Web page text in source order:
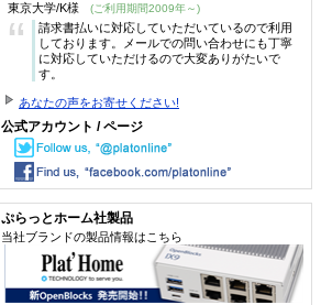
東京大学/K様 (ご利用期間2009年～)
“
請求書払いに対応していただいているので利用
しております。メールでの問い合わせにも丁寧
に対応していただけるので大変ありがたいで
す。
あなたの声をお寄せください!
公式アカウント / ページ
ぷらっとホーム社製品
当社ブランドの製品情報はこちら